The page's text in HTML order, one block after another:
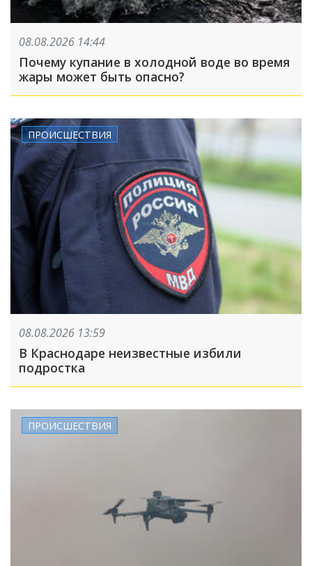
08.08.2026 14:44
Почему купание в холодной воде во время
жары может быть опасно?
ПРОИСШЕСТВИЯ
08.08.2026 13:59
В Краснодаре неизвестные избили
подростка
ПРОИСШЕСТВИЯ